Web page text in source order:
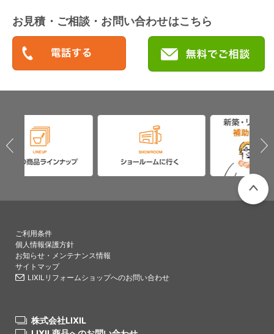
お見積・ご相談・お問い合わせはこちら
ご利用条件
個人情報保護方針
お知らせ・メンテナンス情報
サイトマップ
LIXILリフォームショップへのお問い合わせ
株式会社LIXIL